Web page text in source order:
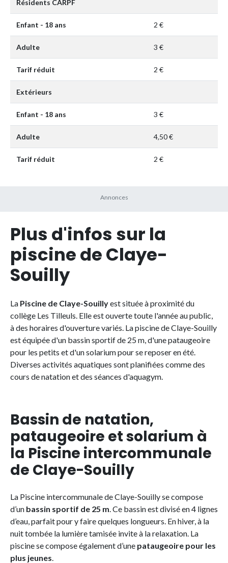
Résidents CARPF
Enfant - 18 ans 2 €
Adulte 3 €
Tarif réduit 2 €
Extérieurs
Enfant - 18 ans 3 €
Adulte 4,50 €
Tarif réduit 2 €
Plus d'infos sur la
piscine de Claye-
Souilly
La Piscine de Claye-Souillyest située à proximité du
collège Les Tilleuls. Elle est ouverte toute l'année au public,
à des horaires d'ouverture variés. La piscine de Claye-Souilly
est équipée d'un bassin sportif de 25 m, d'une pataugeoire
pour les petits et d'un solarium pour se reposer en été.
Diverses activités aquatiques sont planifiées comme des
cours de natation et des séances d'aquagym.
Bassin de natation,
pataugeoire et solarium à
la Piscine intercommunale
de Claye-Souilly
La Piscine intercommunale de Claye-Souilly se compose
d’un bassin sportif de 25 m. Ce bassin est divisé en 4 lignes
d’eau, parfait pour y faire quelques longueurs. En hiver, à la
nuit tombée la lumière tamisée invite à la relaxation. La
piscine se compose également d’une pataugeoire pour les
plus jeunes.